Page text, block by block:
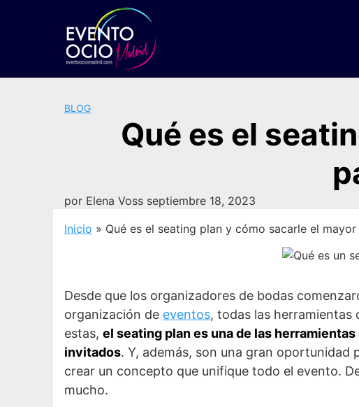
BLOG
Qué es el
por Elena Voss septiembre 18, 2023
Inicio » Qué es el seating plan y cómo sacarle el
Desde que los organizadores de bodas
organización de eventos, todas las
estas, el seating plan es una de las
invitados. Y, además, son una gran oportunidad
crear un concepto que unifique todo el evento.
mucho.